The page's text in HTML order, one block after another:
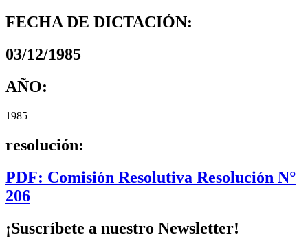
FECHA DE DICTACIÓN:
03/12/1985
AÑO:
1985
resolución:
PDF: Comisión Resolutiva Resolución N°
206
¡Suscríbete a nuestro Newsletter!